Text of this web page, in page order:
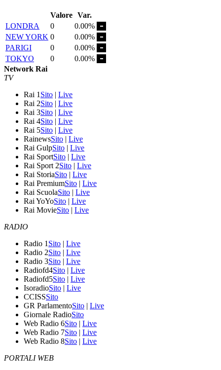
Valore Var.
LONDRA
0
0.00%
NEW YORK 0
0.00%
PARIGI
0
0.00%
TOKYO
0
0.00%
Network Rai
TV
Rai 1 Sito | Live
Rai 2Sito | Live
Rai 3Sito | Live
Rai 4Sito | Live
Rai 5Sito | Live
RainewsSito | Live
Rai GulpSito | Live
Rai SportSito | Live
Rai Sport 2Sito | Live
Rai StoriaSito | Live
Rai PremiumSito | Live
Rai ScuolaSito | Live
Rai YoYoSito | Live
Rai MovieSito | Live
RADIO
Radio 1 Sito | Live
Radio 2Sito | Live
Radio 3Sito | Live
Radiofd4Sito | Live
Radiofd5Sito | Live
IsoradioSito | Live
CCISSSito
GR ParlamentoSito | Live
Giornale RadioSito
Web Radio 6Sito | Live
Web Radio 7Sito | Live
Web Radio 8Sito | Live
PORTALI WEB